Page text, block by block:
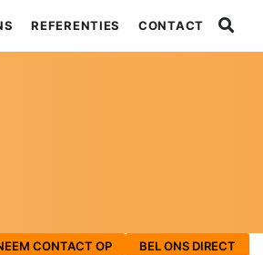
REFERENTIES CONTACT
CONTACT OP BEL ONS DIRECT